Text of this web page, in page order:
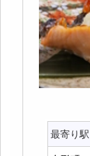
最寄り駅